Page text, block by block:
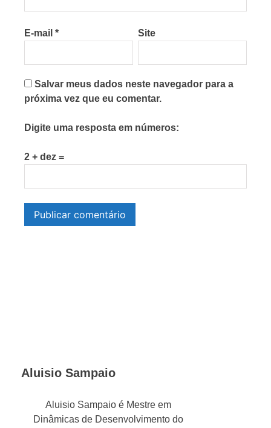
E-mail * Site
Salvar meus dados neste navegador para a
próxima vez que eu comentar.
Digite uma resposta em números:
2 + dez =
Aluisio Sampaio
Aluisio Sampaio é Mestre em
Dinâmicas de Desenvolvimento do